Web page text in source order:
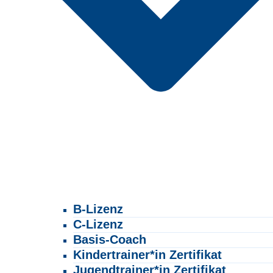
B-Lizenz
C-Lizenz
Basis-Coach
Kindertrainer*in Zertifikat
Jugendtrainer*in Zertifikat